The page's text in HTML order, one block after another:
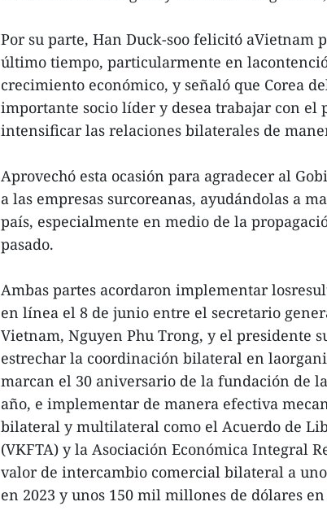
Por su parte, Han Duck-soo felicitó aVietnam
último tiempo, particularmente en
crecimiento económico, y señaló que Corea
importante socio líder y desea trabajar con el
intensificar las relaciones bilaterales de
Aprovechó esta ocasión para agradecer al
a las empresas surcoreanas, ayudándolas a
país, especialmente en medio de la
pasado.
Ambas partes acordaron implementar
en línea el 8 de junio entre el secretario
Vietnam, Nguyen Phu Trong, y el presidente
estrechar la coordinación bilateral en
marcan el 30 aniversario de la fundación de
año, e implementar de manera efectiva
bilateral y multilateral como el Acuerdo de
(VKFTA) y la Asociación Económica Integral
valor de intercambio comercial bilateral a
en 2023 y unos 150 mil millones de dólares en